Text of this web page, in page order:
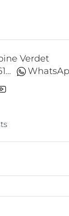
Verdet
+33612691215